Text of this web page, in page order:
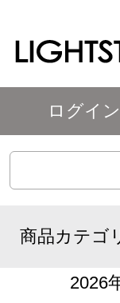
ログイン
商品カテゴ
2026